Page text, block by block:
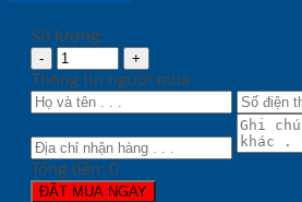
Số lượng:
Thông tin người mua
Tổng tiền: 0
ĐẶT MUA NGAY